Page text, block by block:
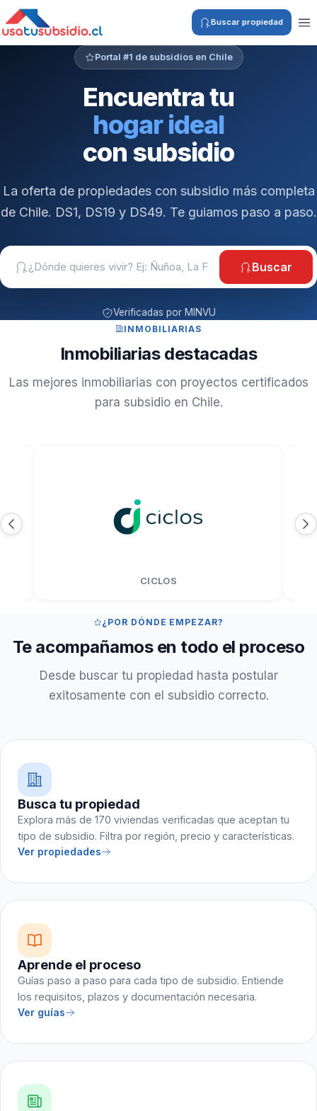
Buscar propiedad
Portal #1 de subsidios en Chile
Encuentra tu
hogar ideal
con subsidio
La oferta de propiedades con subsidio más completa
de Chile. DS1, DS19 y DS49. Te guiamos paso a paso.
Buscar
Verificadas por MINVU
INMOBILIARIAS
Inmobiliarias destacadas
Las mejores inmobiliarias con proyectos certificados
para subsidio en Chile.
CONTIGO
¿POR DÓNDE EMPEZAR?
Te acompañamos en todo el proceso
Desde buscar tu propiedad hasta postular
exitosamente con el subsidio correcto.
Busca tu propiedad
Explora más de 170 viviendas verificadas que aceptan tu
tipo de subsidio. Filtra por región, precio y características.
Ver propiedades
Aprende el proceso
Guías paso a paso para cada tipo de subsidio. Entiende
los requisitos, plazos y documentación necesaria.
Ver guías